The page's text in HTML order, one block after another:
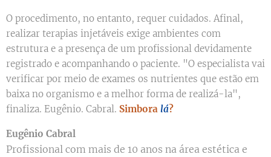
O procedimento, no entanto, requer cuidados. Afinal,
realizar terapias injetáveis exige ambientes com
estrutura e a presença de um profissional devidamente
registrado e acompanhando o paciente. "O especialista vai
verificar por meio de exames os nutrientes que estão em
baixa no organismo e a melhor forma de realizá-la",
finaliza. Eugênio. Cabral. Simbora lá?
Eugênio Cabral
Profissional com mais de 10 anos na área estética e